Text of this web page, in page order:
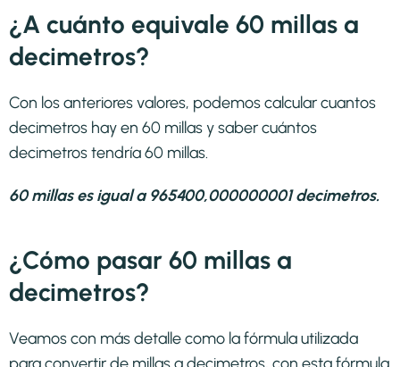
¿A cuánto equivale 60 millas a
decimetros?
Con los anteriores valores, podemos calcular cuantos
decimetros hay en 60 millas y saber cuántos
decimetros tendría 60 millas.
60 millas es igual a 965400,000000001 decimetros.
¿Cómo pasar 60 millas a
decimetros?
Veamos con más detalle como la fórmula utilizada